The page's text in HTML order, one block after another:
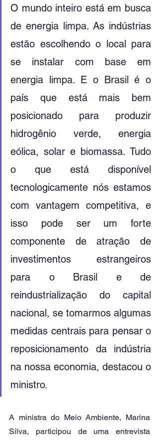
O mundo inteiro está em busca
de energia limpa. As indústrias
estão escolhendo o local para
se instalar com base em
energia limpa. E o Brasil é o
país que está mais bem
posicionado para produzir
hidrogênio verde, energia
eólica, solar e biomassa. Tudo
o que está disponível
tecnologicamente nós estamos
com vantagem competitiva, e
isso pode ser um forte
componente de atração de
investimentos estrangeiros
para o Brasil e de
reindustrialização do capital
nacional, se tomarmos algumas
medidas centrais para pensar o
reposicionamento da indústria
na nossa economia, destacou o
ministro.
A ministra do Meio Ambiente, Marina
Silva, participou de uma entrevista